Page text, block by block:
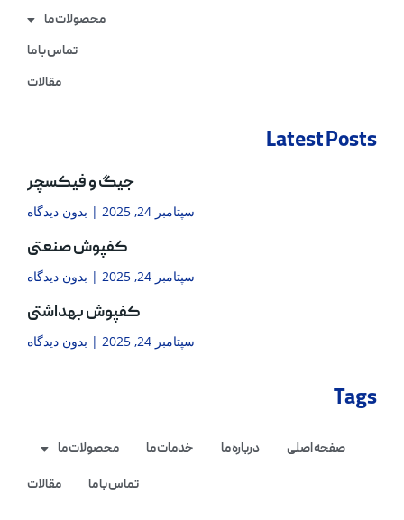
محصولات ما
تماس با ما
مقالات
Latest Posts
جیگ و فیکسچر
سپتامبر 24, 2025 بدون دیدگاه
کفپوش صنعتی
سپتامبر 24, 2025 بدون دیدگاه
کفپوش بهداشتی
سپتامبر 24, 2025 بدون دیدگاه
Tags
صفحه اصلی درباره ما خدمات ما
محصولات ما
تماس با ما
مقالات